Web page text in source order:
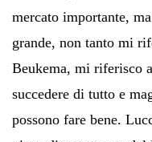
mercato importante,
grande, non tanto mi
Beukema, mi riferisco
succedere di tutto e
possono fare bene.